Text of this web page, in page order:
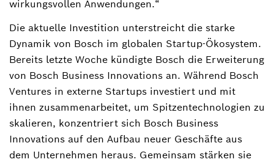
wirkungsvollen Anwendungen.“
Die aktuelle Investition unterstreicht die starke
Dynamik von Bosch im globalen Startup-Ökosystem.
Bereits letzte Woche kündigte Bosch die Erweiterung
von Bosch Business Innovations an. Während Bosch
Ventures in externe Startups investiert und mit
ihnen zusammenarbeitet, um Spitzentechnologien zu
skalieren, konzentriert sich Bosch Business
Innovations auf den Aufbau neuer Geschäfte aus
dem Unternehmen heraus. Gemeinsam stärken sie